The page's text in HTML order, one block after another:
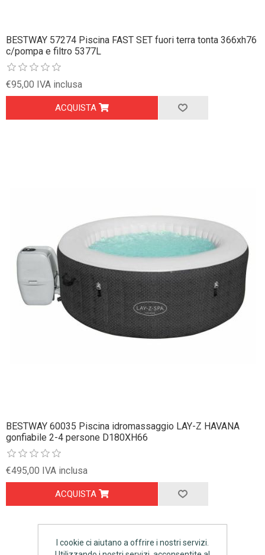
BESTWAY 57274 Piscina FAST SET fuori terra tonta 366xh76
c/pompa e filtro 5377L
€95,00 IVA inclusa
ACQUISTA
BESTWAY 60035 Piscina idromassaggio LAY-Z HAVANA
gonfiabile 2-4 persone D180XH66
€495,00 IVA inclusa
ACQUISTA
I cookie ci aiutano a offrire i nostri servizi.